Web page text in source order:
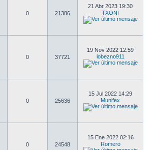
0 21386
21 Abr 2023 19:30
TXONI
0 37721
19 Nov 2022 12:59
lobezno911
0 25636
15 Jul 2022 14:29
Munifex
0 24548
15 Ene 2022 02:16
Romero